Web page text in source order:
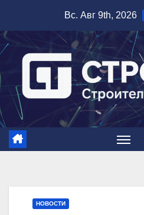
содержимому
Вс. Авг 9th, 2026
НОВОСТИ